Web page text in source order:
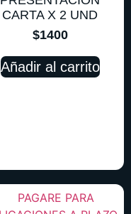
CARTA X 2 UND
$1400
Añadir al carrito